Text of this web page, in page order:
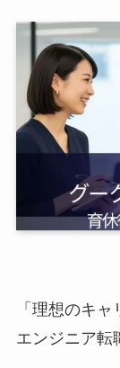
「理想のキ
エンジニア転